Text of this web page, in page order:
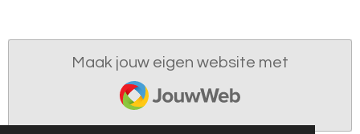
Maak jouw eigen website met
JouwWeb